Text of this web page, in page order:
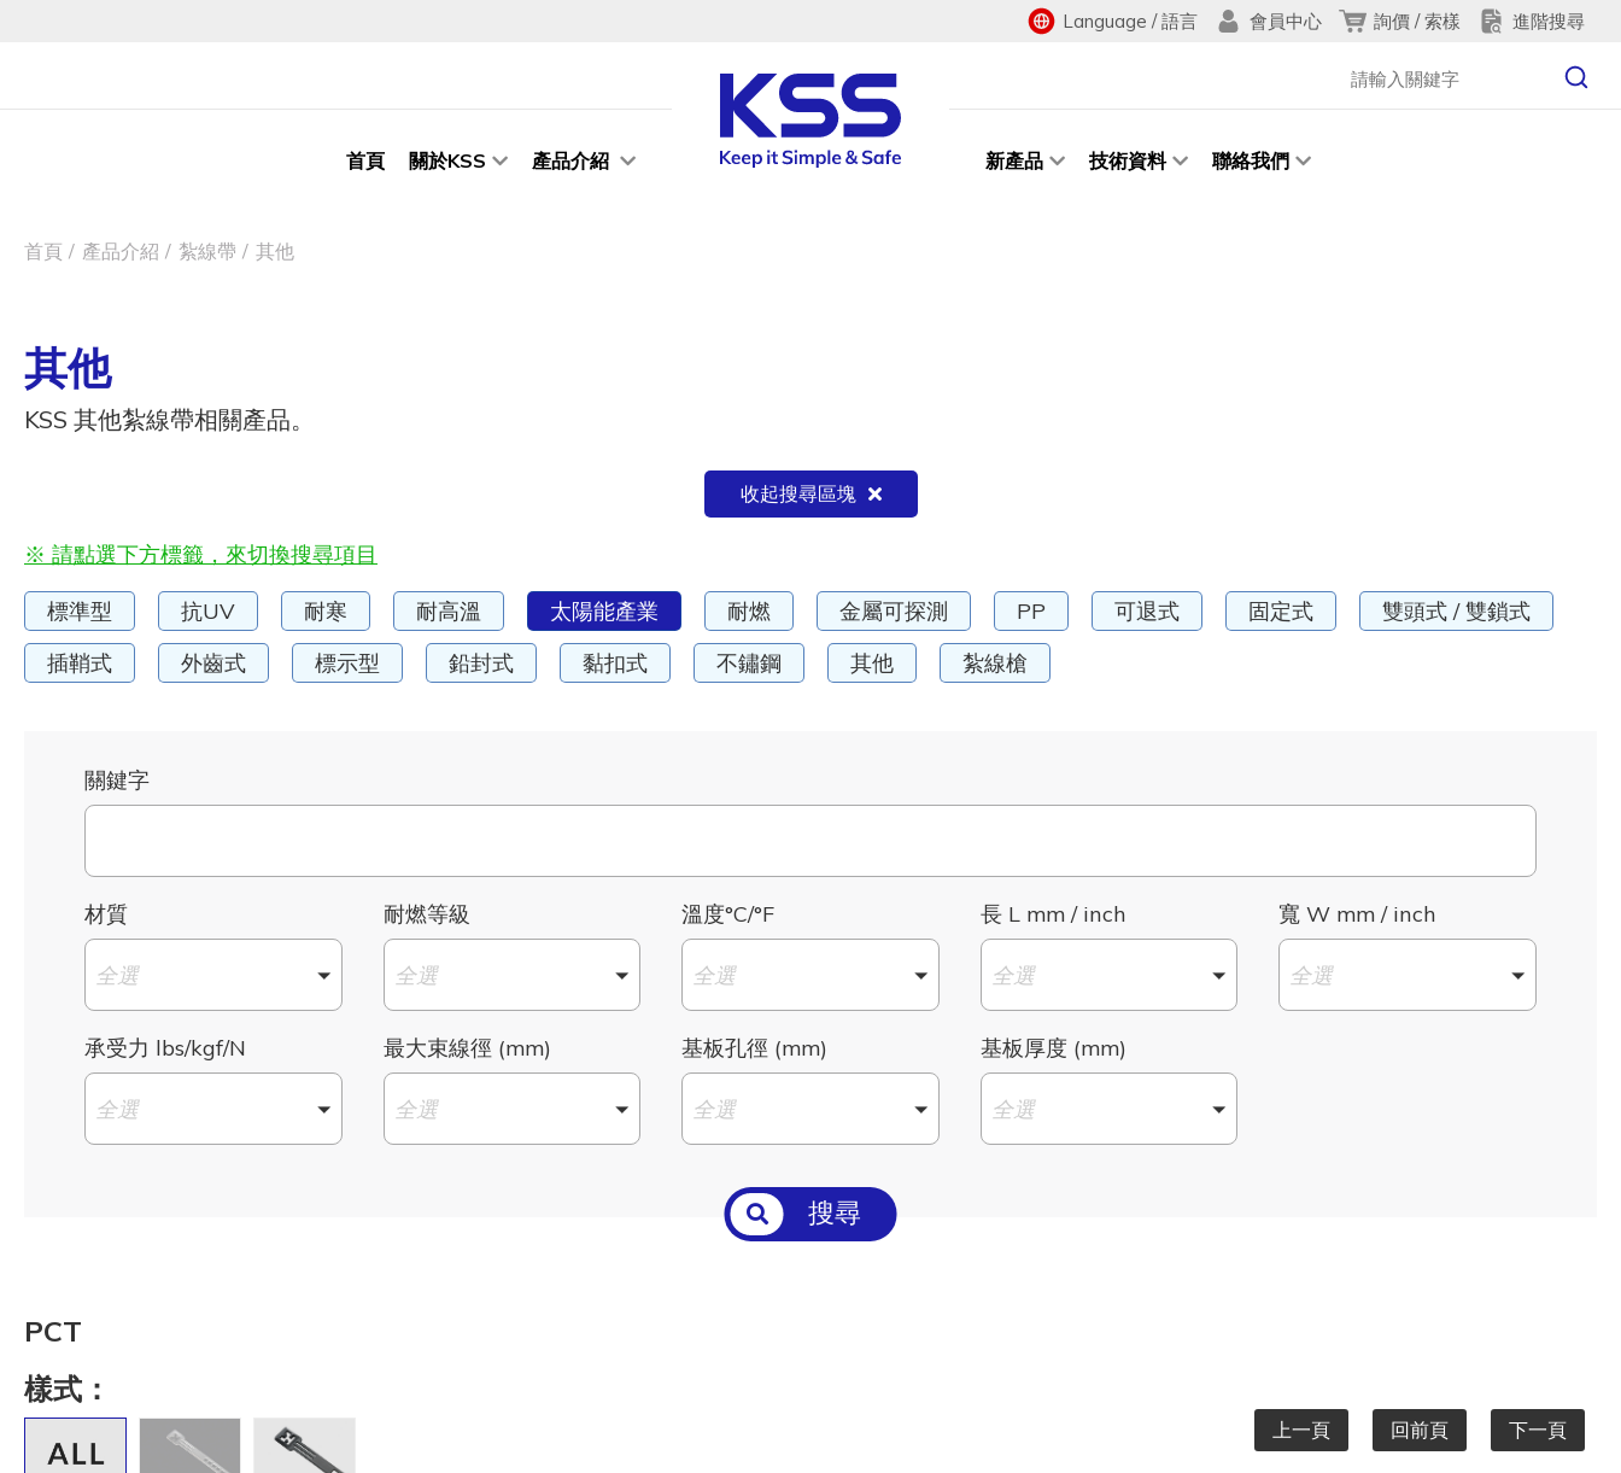
Language / 語言 會員中心 詢價 / 索樣 進階搜尋
首頁 關於KSS 產品介紹 新產品 技術資料 聯絡我們
首頁 產品介紹 紮線帶 其他
其他
KSS 其他紮線帶相關產品。
收起搜尋區塊
※ 請點選下方標籤，來切換搜尋項目
標準型 抗UV 耐寒 耐高溫 太陽能產業 耐燃 金屬可探測 PP 可退式 固定式
雙頭式 / 雙鎖式
插鞘式
外齒式 標示型 鉛封式 黏扣式 不鏽鋼 其他 紮線槍
關鍵字
材質
全選
耐燃等級
全選
溫度°C/°F
全選
長 L mm / inch
全選
寬 W mm / inch
全選
承受力 lbs/kgf/N
全選
最大束線徑 (mm)
全選
基板孔徑 (mm)
全選
基板厚度 (mm)
全選
搜尋
PCT
樣式：
上一頁 回前頁 下一頁